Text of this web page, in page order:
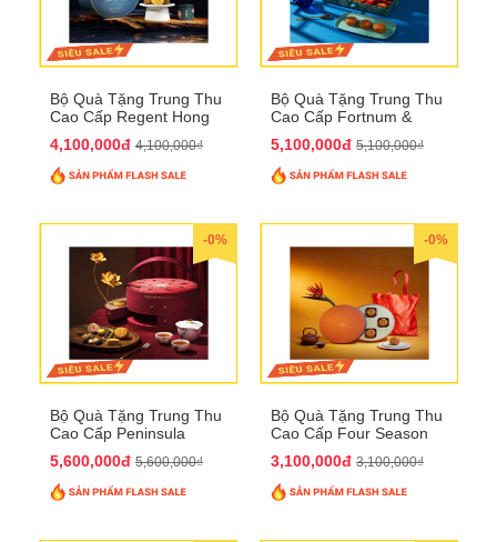
Bộ Quà Tặng Trung Thu
Cao Cấp Regent Hong
4,100,000đ 4,100,000₫
Bộ Quà Tặng Trung Thu
Cao Cấp Fortnum &
5,100,000đ 5,100,000₫
-0%
Bộ Quà Tặng Trung Thu
Cao Cấp Peninsula
5,600,000đ 5,600,000₫
-0%
Bộ Quà Tặng Trung Thu
Cao Cấp Four Season
3,100,000đ 3,100,000₫